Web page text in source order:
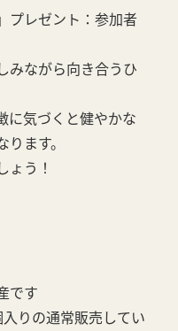
プレゼント：参加者
みながら向き合うひ
に気づくと健やかな
ます。
ょう！
です
入りの通常販売してい